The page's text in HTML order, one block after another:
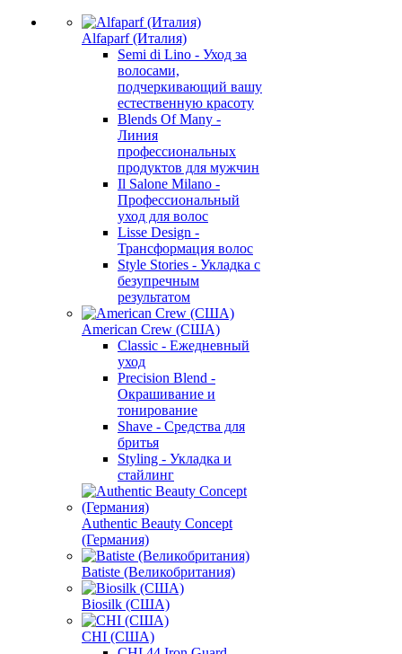
Alfaparf (Италия)
Semi di Lino - Уход за
волосами,
подчеркивающий вашу
естественную красоту
Blends Of Many -
Линия
профессиональных
продуктов для мужчин
Il Salone Milano -
Профессиональный
уход для волос
Lisse Design -
Трансформация волос
Style Stories - Укладка с
безупречным
результатом
American Crew (США)
Classic - Ежедневный
уход
Precision Blend -
Окрашивание и
тонирование
Shave - Средства для
бритья
Styling - Укладка и
стайлинг
Authentic Beauty Concept
(Германия)
Batiste (Великобритания)
Biosilk (США)
CHI (США)